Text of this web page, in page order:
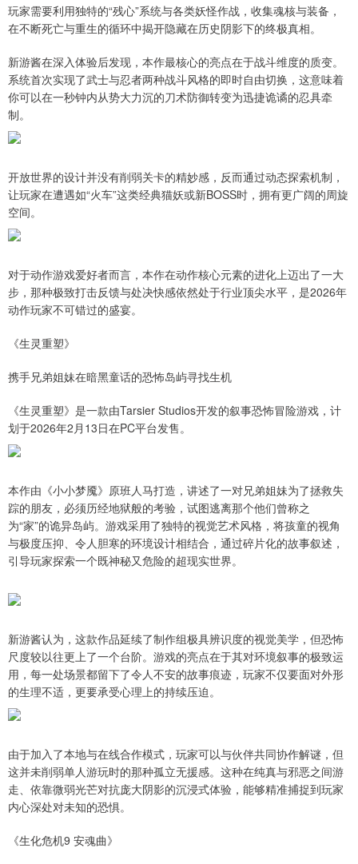
玩家需要利用独特的“残心”系统与各类妖怪作战，收集魂核与装备，
在不断死亡与重生的循环中揭开隐藏在历史阴影下的终极真相。
新游酱在深入体验后发现，本作最核心的亮点在于战斗维度的质变。
系统首次实现了武士与忍者两种战斗风格的即时自由切换，这意味着
你可以在一秒钟内从势大力沉的刀术防御转变为迅捷诡谲的忍具牵
制。
开放世界的设计并没有削弱关卡的精妙感，反而通过动态探索机制，
让玩家在遭遇如“火车”这类经典猫妖或新BOSS时，拥有更广阔的周旋
空间。
对于动作游戏爱好者而言，本作在动作核心元素的进化上迈出了一大
步，那种极致打击反馈与处决快感依然处于行业顶尖水平，是2026年
动作玩家不可错过的盛宴。
《生灵重塑》
携手兄弟姐妹在暗黑童话的恐怖岛屿寻找生机
《生灵重塑》是一款由Tarsier Studios开发的叙事恐怖冒险游戏，计
划于2026年2月13日在PC平台发售。
本作由《小小梦魇》原班人马打造，讲述了一对兄弟姐妹为了拯救失
踪的朋友，必须历经地狱般的考验，试图逃离那个他们曾称之
为“家”的诡异岛屿。游戏采用了独特的视觉艺术风格，将孩童的视角
与极度压抑、令人胆寒的环境设计相结合，通过碎片化的故事叙述，
引导玩家探索一个既神秘又危险的超现实世界。
新游酱认为，这款作品延续了制作组极具辨识度的视觉美学，但恐怖
尺度较以往更上了一个台阶。游戏的亮点在于其对环境叙事的极致运
用，每一处场景都留下了令人不安的故事痕迹，玩家不仅要面对外形
的生理不适，更要承受心理上的持续压迫。
由于加入了本地与在线合作模式，玩家可以与伙伴共同协作解谜，但
这并未削弱单人游玩时的那种孤立无援感。这种在纯真与邪恶之间游
走、依靠微弱光芒对抗庞大阴影的沉浸式体验，能够精准捕捉到玩家
内心深处对未知的恐惧。
《生化危机9 安魂曲》